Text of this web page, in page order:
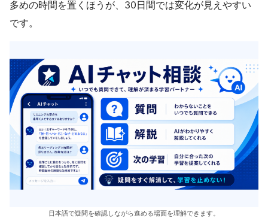
多めの時間を置くほうが、30日間では変化が見えやすい
です。
日本語で疑問を確認しながら進める場面を理解できます。